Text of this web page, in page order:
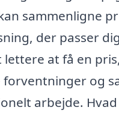
sammenligne
der passer
lettere at få en
forventninger og
arbejde.